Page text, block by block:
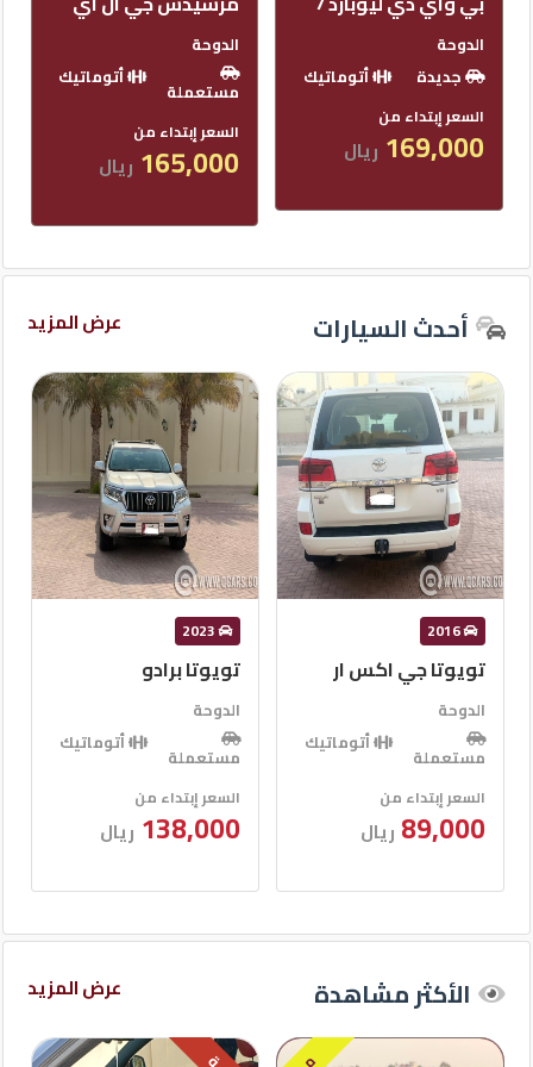
كيو
ماركت
الدليل
Cars
2020
©
الدوحة
مستعملة
أتوماتيك
السعر إبتداء من
165,000 ريال
اكس
الدوحة
مستعملة
السعر إبتداء من
310,000
أحدث السيارات عرض المزيد
2023
تويوتا برادو
الدوحة
مستعملة
أتوماتيك
السعر إبتداء من
138,000ريال
2022
لاند روفر رينج روفر
إيفوك
الدوحة
مستعملة
السعر إبتداء من
94,000
الأكثر مشاهدة عرض المزيد